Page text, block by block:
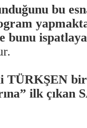
bu
bunu
TÜRKŞEN
ilk çıkan